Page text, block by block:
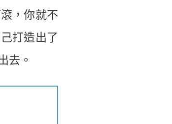
，你就不
打造出了
去。